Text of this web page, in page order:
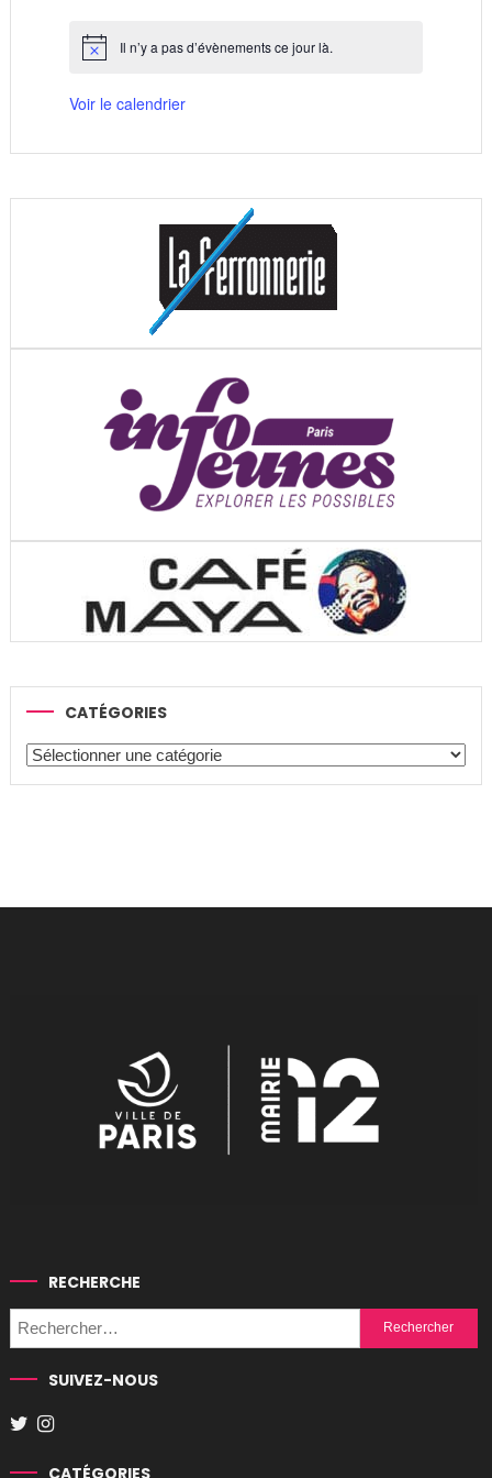
Notice Il n’y a pas d’évènements ce jour là.
Voir le calendrier
CATÉGORIES
Catégories
RECHERCHE
Rechercher :
SUIVEZ-NOUS
CATÉGORIES